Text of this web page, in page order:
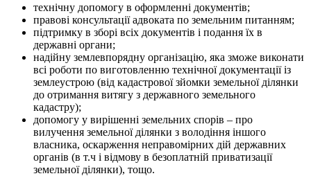
технічну допомогу в оформленні документів;
правові консультації адвоката по земельним питанням;
підтримку в зборі всіх документів і подання їх в
державні органи;
надійну землевпорядну організацію, яка зможе виконати
всі роботи по виготовленню технічної документації із
землеустрою (від кадастрової зйомки земельної ділянки
до отримання витягу з державного земельного
кадастру);
допомогу у вирішенні земельних спорів – про
вилучення земельної ділянки з володіння іншого
власника, оскарження неправомірних дій державних
органів (в т.ч і відмову в безоплатній приватизації
земельної ділянки), тощо.